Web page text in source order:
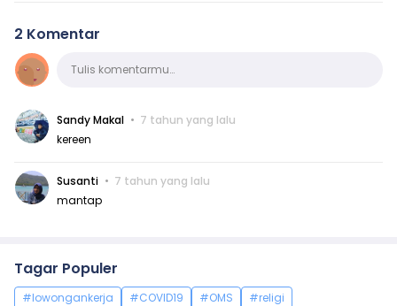
2 Komentar
KomentarTulis komentarmu…
Sandy Makal
7 tahun yang lalu
kereen
Susanti
7 tahun yang lalu
mantap
Tagar Populer
#lowongankerja #COVID19 #OMS
#religi